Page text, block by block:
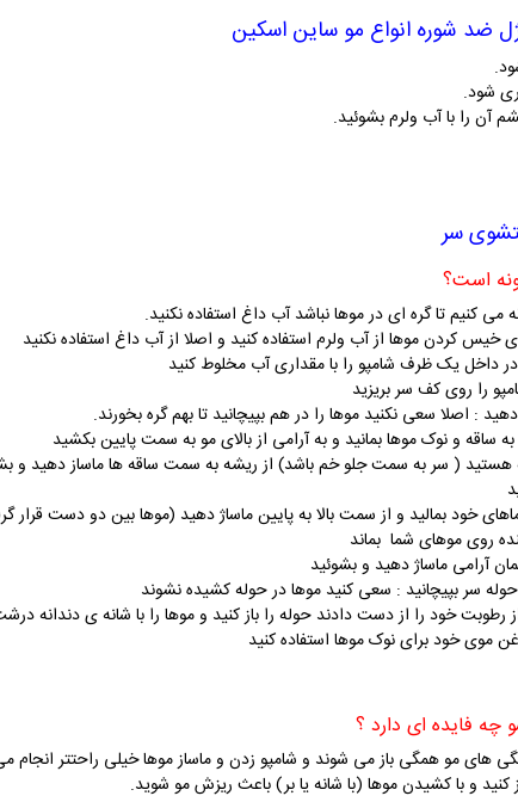
ضد شوره انواع مو ساین اسکین
آن را با آب ولرم بشوئید.
سر
موی خود برای نوک موها استفاده کنید
های مو همگی باز می شوند و شامپو زدن و ماساز موها خیلی راحتتر
و با کشیدن موها (با شانه یا بر) باعث ریزش مو شوید.